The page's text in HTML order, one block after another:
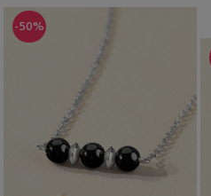
-50%